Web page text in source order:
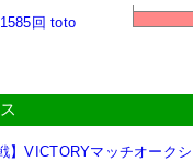
回 toto
】VICTORYマッチオーク